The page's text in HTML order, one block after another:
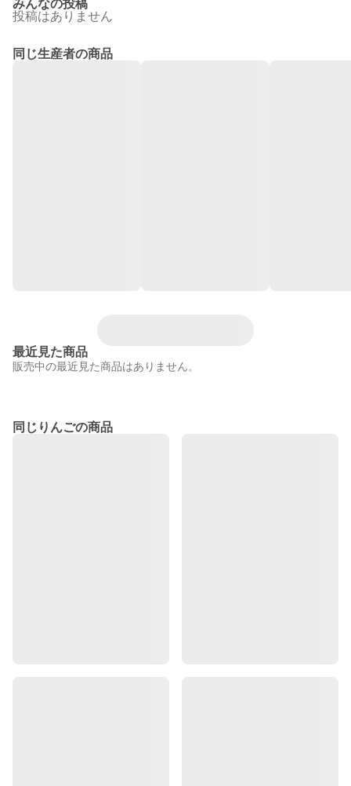
みんなの投稿
投稿はありません
同じ生産者の商品
最近見た商品
販売中の最近見た商品はありません。
同じりんごの商品